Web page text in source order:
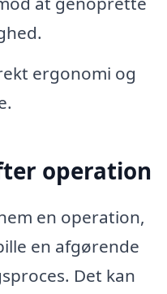
ergonomi og
operation
en operation,
en afgørende
Det kan